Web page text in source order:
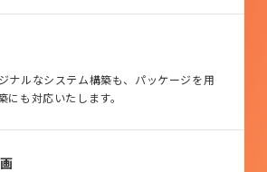
ナルなシステム構築も、パッケージを用
にも対応いたします。